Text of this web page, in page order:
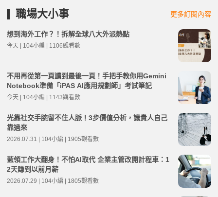
職場大小事 更多訂閱內容
想到海外工作？！拆解全球八大外派熱點
今天 | 104小編 | 1106觀看數
不用再從第一頁讀到最後一頁！手把手教你用Gemini
Notebook準備「iPAS AI應用規劃師」考試筆記
今天 | 104小編 | 1143觀看數
光靠社交手腕留不住人脈！3步價值分析，讓貴人自己
靠過來
2026.07.31 | 104小編 | 1905觀看數
藍領工作大翻身！不怕AI取代 企業主管改開計程車：1
2天賺到以前月薪
2026.07.29 | 104小編 | 1805觀看數